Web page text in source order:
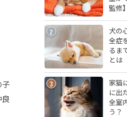
監修】
2
犬の
全症
るま
とは
3
家猫
に出
全室
う？